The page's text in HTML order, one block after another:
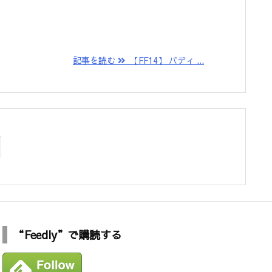
記事を読む 【FF14】 バディ ...
“Feedly”で購読する